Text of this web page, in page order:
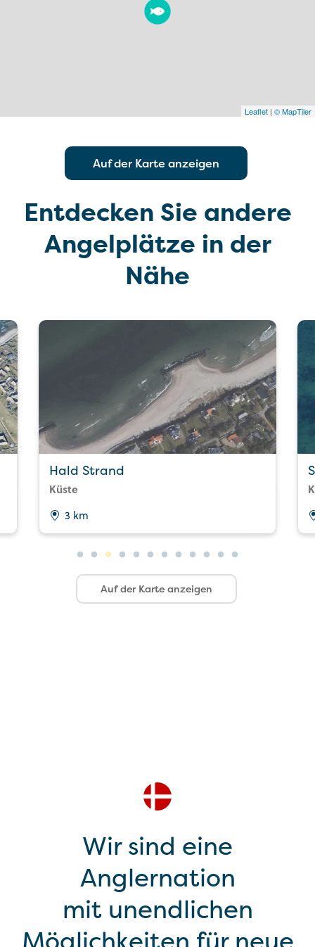
Leaflet | © MapTiler
Auf der Karte anzeigen
Entdecken Sie andere
Angelplätze in der
Nähe
Hald Strand
Küste
3 km
Auf der Karte anzeigen
Wir sind eine
Anglernation
mit unendlichen